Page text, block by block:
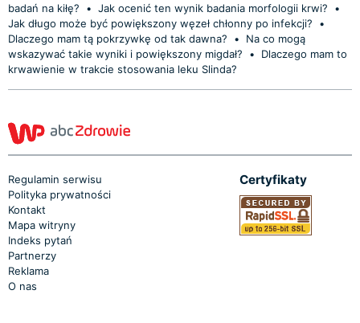
badań na kiłę?
• Jak ocenić ten wynik badania morfologii krwi?
•
Jak długo może być powiększony węzeł chłonny po infekcji?
•
Dlaczego mam tą pokrzywkę od tak dawna?
•
Na co mogą
wskazywać takie wyniki i powiększony migdał?
•
Dlaczego mam to
krwawienie w trakcie stosowania leku Slinda?
Regulamin serwisu
Polityka prywatności
Kontakt
Mapa witryny
Indeks pytań
Partnerzy
Reklama
O nas
Certyfikaty